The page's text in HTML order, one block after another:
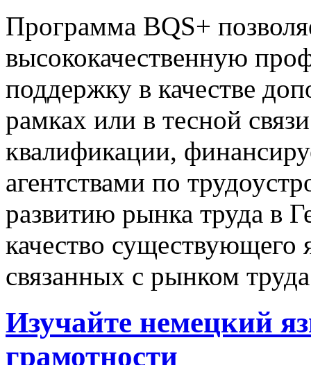
Программа BQS+
высококачественную
поддержку в качестве
рамках или в тесной
квалификации,
агентствами по
развитию рынка труда в
качество существующего
связанных с рынком
Изучайте немецкий
грамотности